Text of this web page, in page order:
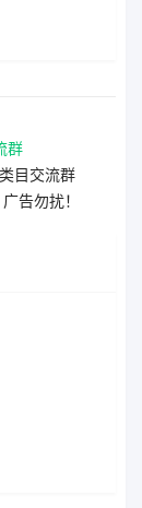
群
目交流群
告勿扰！